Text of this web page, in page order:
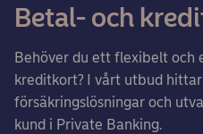
Betal- och
Behöver du ett flexibelt och
kreditkort? I vårt utbud
försäkringslösningar och
kund i Private Banking.